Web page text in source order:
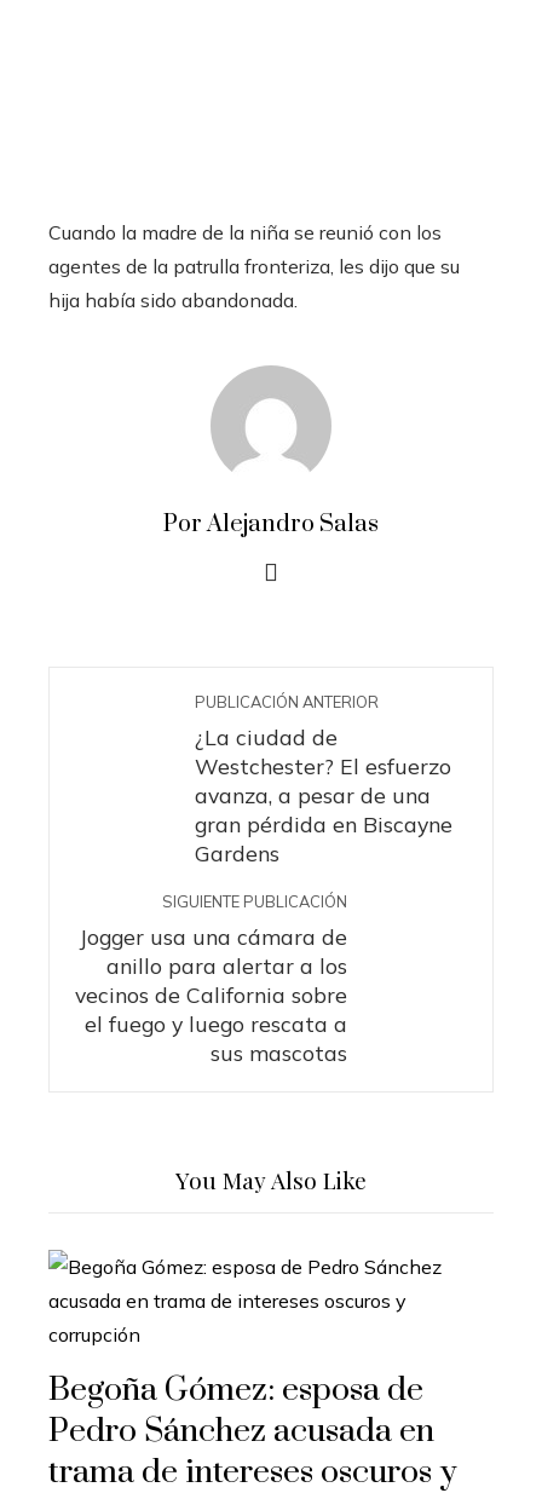
Cuando la madre de la niña se reunió con los
agentes de la patrulla fronteriza, les dijo que su
hija había sido abandonada.
Por Alejandro Salas
PUBLICACIÓN ANTERIOR
¿La ciudad de
Westchester? El esfuerzo
avanza, a pesar de una
gran pérdida en Biscayne
Gardens
SIGUIENTE PUBLICACIÓN
Jogger usa una cámara de
anillo para alertar a los
vecinos de California sobre
el fuego y luego rescata a
sus mascotas
You May Also Like
Begoña Gómez: esposa de
Pedro Sánchez acusada en
trama de intereses oscuros y